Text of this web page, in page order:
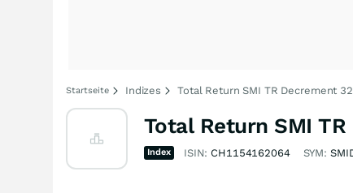
Startseite Indizes Total Return SMI TR Decrement
Total Return SMI
Index ISIN: CH1154162064 SYM: